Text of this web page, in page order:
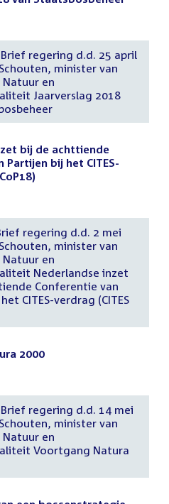
regering d.d. 25 april
minister van
Natuur en
Jaarverslag 2018
bij de achttiende
Partijen bij het CITES-
regering d.d. 2 mei
minister van
Natuur en
Nederlandse inzet
Conferentie van
CITES-verdrag (CITES
2000
regering d.d. 14 mei
minister van
Natuur en
Voortgang Natura